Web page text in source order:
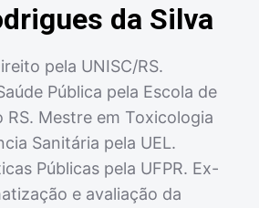
da Silva
pela UNISC/RS.
Pública pela Escola de
RS. Mestre em Toxicologia
Sanitária pela UEL.
Públicas pela UFPR. Ex-
e avaliação da